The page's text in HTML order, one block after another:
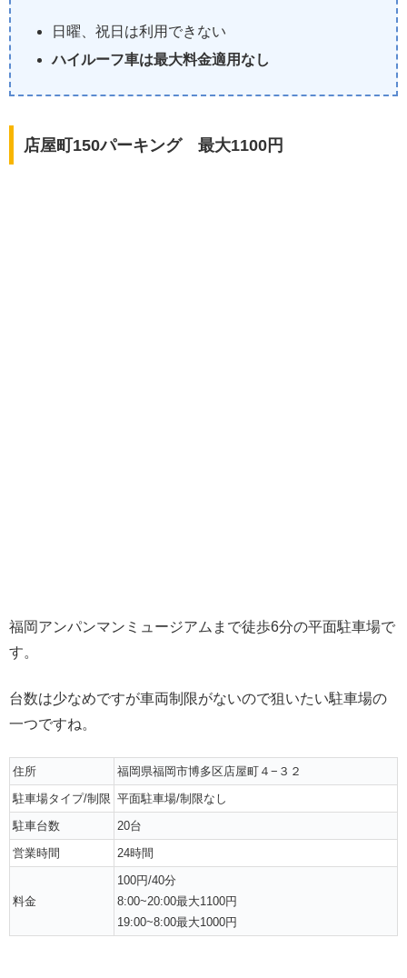
日曜、祝日は利用できない
ハイルーフ車は最大料金適用なし
店屋町150パーキング 最大1100円
福岡アンパンマンミュージアムまで徒歩6分の平面駐車場で
す。
台数は少なめですが車両制限がないので狙いたい駐車場の
一つですね。
住所
福岡県福岡市博多区店屋町４−３２
駐車場タイプ/制限 平面駐車場/制限なし
駐車台数
20台
営業時間
24時間
料金
100円/40分
8:00~20:00最大1100円
19:00~8:00最大1000円